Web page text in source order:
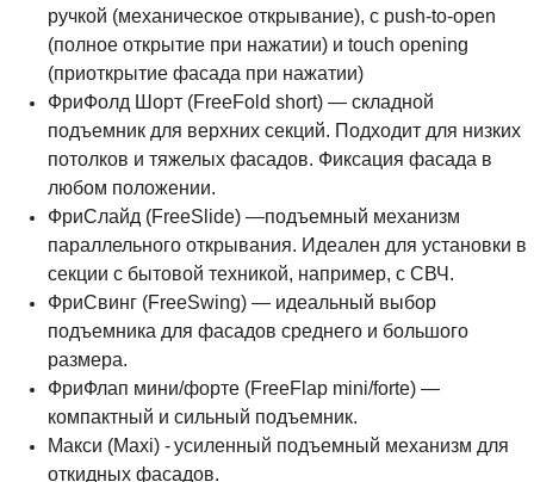
ручкой (механическое открывание), с push-to-open
(полное открытие при нажатии) и touch opening
(приоткрытие фасада при нажатии)
ФриФолд Шорт (FreeFold short) — складной
подъемник для верхних секций. Подходит для низких
потолков и тяжелых фасадов. Фиксация фасада в
любом положении.
ФриСлайд (FreeSlide) —подъемный механизм
параллельного открывания. Идеален для установки в
секции с бытовой техникой, например, с СВЧ.
ФриСвинг (FreeSwing) — идеальный выбор
подъемника для фасадов среднего и большого
размера.
ФриФлап мини/форте (FreeFlap mini/forte) —
компактный и сильный подъемник.
Макси (Maxi) -усиленный подъемный механизм для
откидных фасадов.